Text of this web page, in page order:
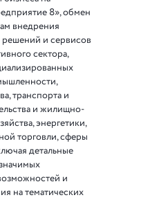
8», обмен
внедрения
решений и сервисов
сектора,
транспорта и
и жилищно-
энергетики,
торговли, сферы
детальные
и
на тематических